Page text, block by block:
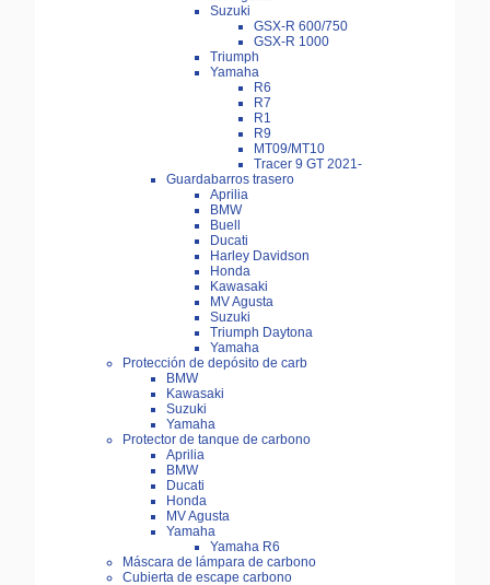
Suzuki
GSX-R 600/750
GSX-R 1000
Triumph
Yamaha
R6
R7
R1
R9
MT09/MT10
Tracer 9 GT 2021-
Guardabarros trasero
Aprilia
BMW
Buell
Ducati
Harley Davidson
Honda
Kawasaki
MV Agusta
Suzuki
Triumph Daytona
Yamaha
Protección de depósito de carb
BMW
Kawasaki
Suzuki
Yamaha
Protector de tanque de carbono
Aprilia
BMW
Ducati
Honda
MV Agusta
Yamaha
Yamaha R6
Máscara de lámpara de carbono
Cubierta de escape carbono